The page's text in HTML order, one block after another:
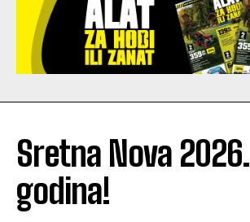
Sretna Nova 2026.
godina!